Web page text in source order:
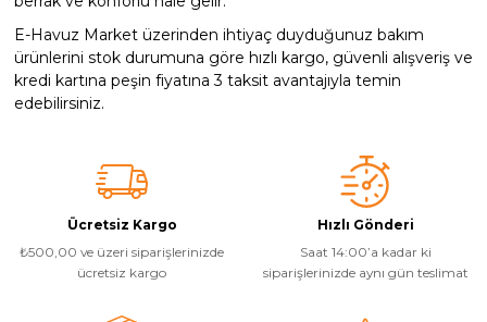
E-Havuz Market üzerinden ihtiyaç duyduğunuz bakım
ürünlerini stok durumuna göre hızlı kargo, güvenli alışveriş ve
kredi kartına peşin fiyatına 3 taksit avantajıyla temin
edebilirsiniz.
Ücretsiz Kargo
₺500,00 ve üzeri siparişlerinizde
ücretsiz kargo
Hızlı Gönderi
Saat 14:00’a kadar ki
siparişlerinizde aynı gün teslimat